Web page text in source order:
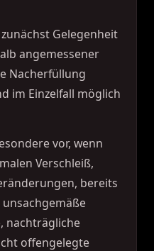
Gelegenheit
angemessener
Nacherfüllung
im Einzelfall möglich
vor, wenn
Verschleiß,
bereits
nachträgliche
offengelegte